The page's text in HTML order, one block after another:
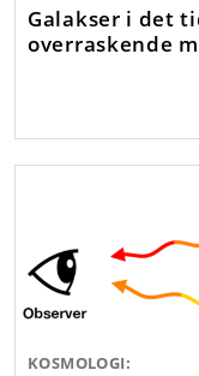
Galakser i det
overraskende
KOSMOLOGI: